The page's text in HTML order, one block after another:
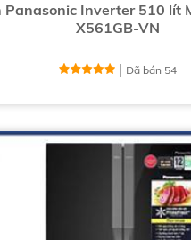
Panasonic Inverter 510 lít
X561GB-VN
|Đã bán 54